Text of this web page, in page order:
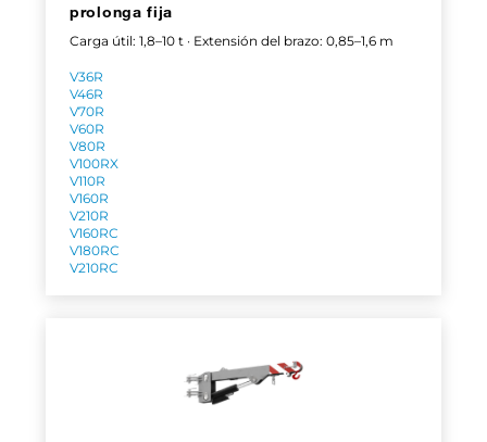
prolonga fija
Carga útil: 1,8–10 t · Extensión del brazo: 0,85–1,6 m
V36R
V46R
V70R
V60R
V80R
V100RX
V110R
V160R
V210R
V160RC
V180RC
V210RC